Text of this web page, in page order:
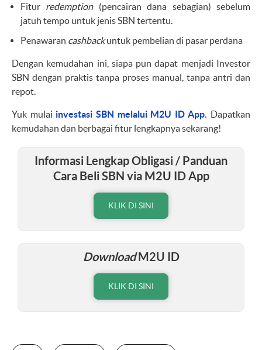
Fitur redemption(pencairan dana sebagian) sebelum
jatuh tempo untuk jenis SBN tertentu.
Penawaran cashbackuntuk pembelian di pasar perdana
Dengan kemudahan ini, siapa pun dapat menjadi Investor
SBN dengan praktis tanpa proses manual, tanpa antri dan
repot.
Yuk mulai investasi SBN melalui M2U ID App. Dapatkan
kemudahan dan berbagai fitur lengkapnya sekarang!
Informasi Lengkap Obligasi / Panduan
Cara Beli SBN via M2U ID App
KLIK DI SINI
DownloadM2U ID
KLIK DI SINI